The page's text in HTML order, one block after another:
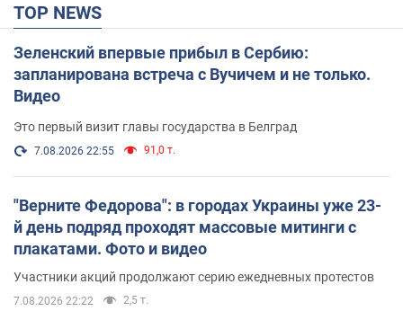
TOP NEWS
Зеленский впервые прибыл в Сербию:
запланирована встреча с Вучичем и не только.
Видео
Это первый визит главы государства в Белград
7.08.2026 22:55 91,0 т.
"Верните Федорова": в городах Украины уже 23-
й день подряд проходят массовые митинги с
плакатами. Фото и видео
Участники акций продолжают серию ежедневных протестов
7.08.2026 22:22 2,5 т.